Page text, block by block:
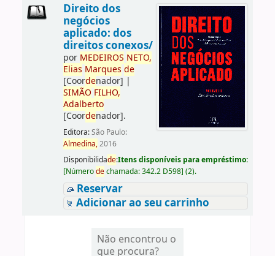
Direito dos
negócios
aplicado: dos
direitos conexos/
por MEDEIROS NETO,
Elias Marques de
[Coordenador] |
SIMÃO FILHO,
Adalberto
[Coordenador].
Editora:São Paulo:
Almedina,2016
Disponibilidade:Itens disponíveis para empréstimo:
[Númerodechamada:342.2 D598] (2).
Reservar
Adicionar ao seu carrinho
Não encontrou o
que procura?